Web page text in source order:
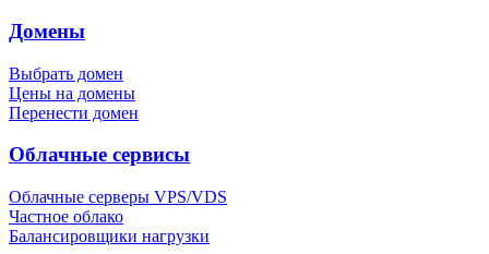
Домены
Выбрать домен
Цены на домены
Перенести домен
Облачные сервисы
Облачные серверы VPS/VDS
Частное облако
Балансировщики нагрузки